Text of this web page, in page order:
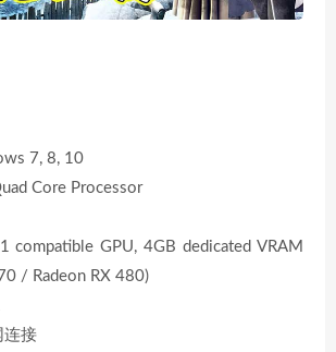
7, 8, 10
Core Processor
compatible GPU, 4GB dedicated VRAM
/ Radeon RX 480)
连接